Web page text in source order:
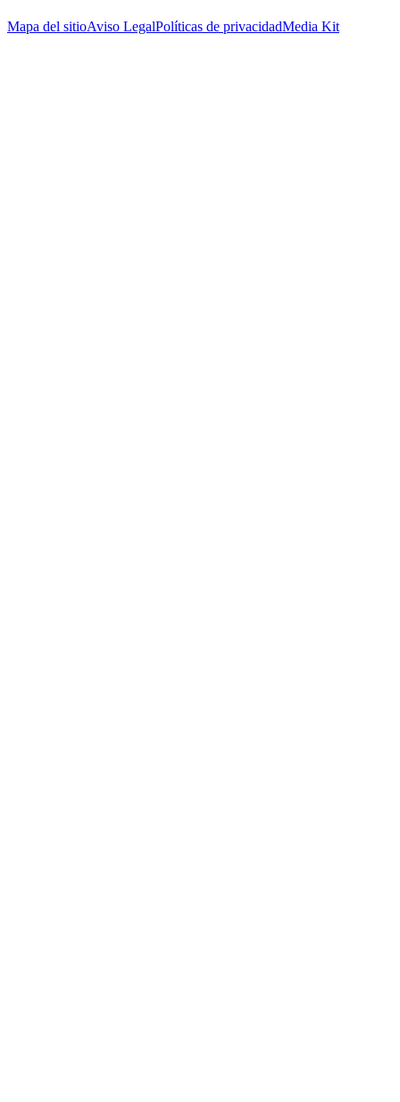
Mapa del sitioAviso LegalPolíticas de privacidadMedia Kit